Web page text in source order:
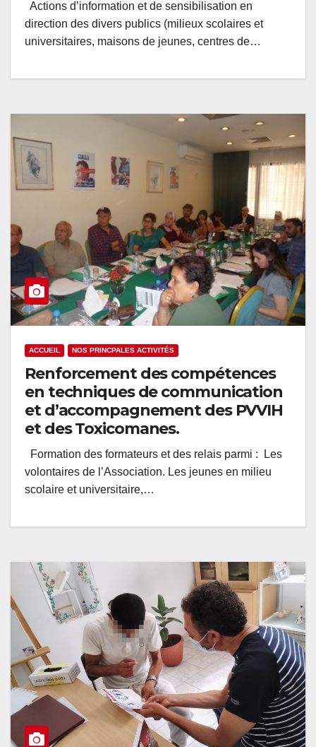
Actions d’information et de sensibilisation en
direction des divers publics (milieux scolaires et
universitaires, maisons de jeunes, centres de…
ACCUEIL NOS PRINCPALES ACTIVITÉS
Renforcement des compétences
en techniques de communication
et d’accompagnement des PVVIH
et des Toxicomanes.
Formation des formateurs et des relais parmi : Les
volontaires de l’Association. Les jeunes en milieu
scolaire et universitaire,…